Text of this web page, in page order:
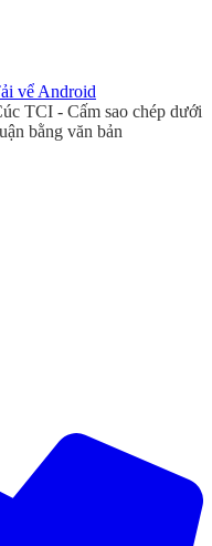
vể Android
TCI - Cấm sao chép dưới
bằng văn bản